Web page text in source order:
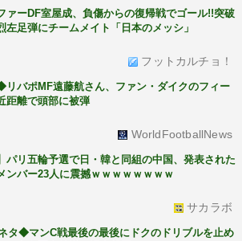
ァーDF室屋成、負傷からの復帰戦でゴール!!突破
左足弾にチームメイト「日本のメッシ」
フットカルチョ！
バポMF遠藤航さん、ファン・ダイクのフィー
距離で頭部に被弾
WorldFootballNews
パリ五輪予選で日・韓と同組の中国、発表された
ンバー23人に震撼ｗｗｗｗｗｗｗｗ
サカラボ
タ◆マンC戦最後の最後にドクのドリブルを止め